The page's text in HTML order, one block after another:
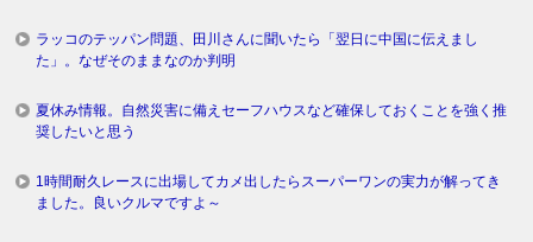
ラッコのテッパン問題、田川さんに聞いたら「翌日に中国に伝えまし
た」。なぜそのままなのか判明
夏休み情報。自然災害に備えセーフハウスなど確保しておくことを強く推
奨したいと思う
1時間耐久レースに出場してカメ出したらスーパーワンの実力が解ってき
ました。良いクルマですよ～